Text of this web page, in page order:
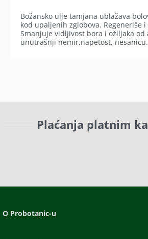
Božansko ulje tamjana ublažava
kod upaljenih zglobova. Regeneriše i
Smanjuje vidljivost bora i ožiljaka od
unutrašnji nemir,napetost, nesanicu.
Plaćanja platnim
O Probotanic-u